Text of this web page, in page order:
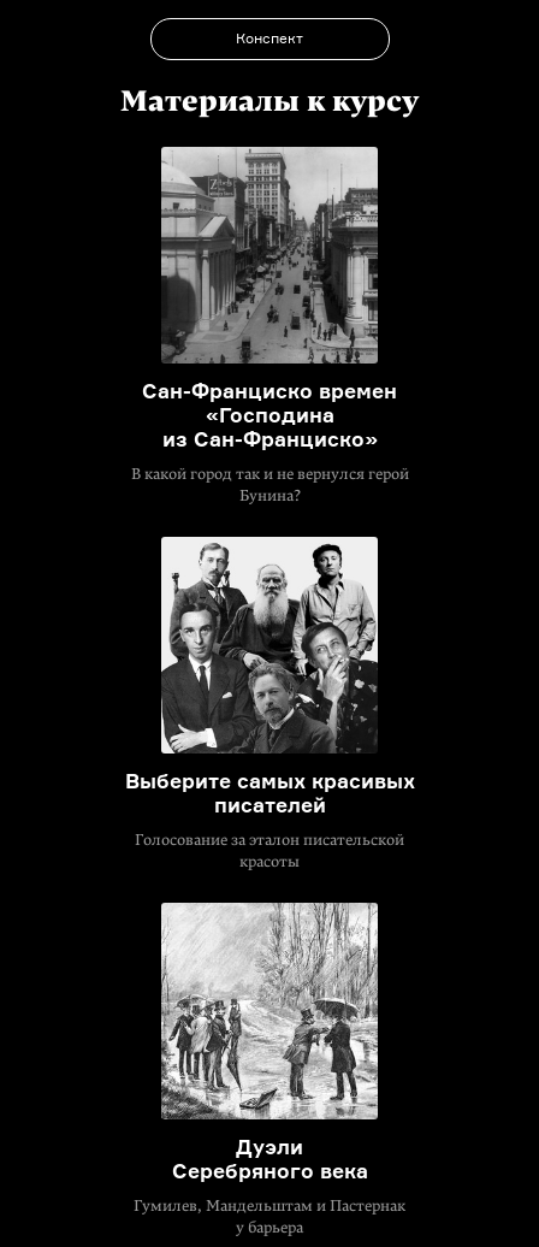
Конспект
Материалы к курсу
Сан-Франциско времен
«Господина
из Сан-Франциско»
В какой город так и не вернулся герой
Бунина?
Выберите самых красивых
писателей
Голосование за эталон писательской
красоты
Дуэли
Серебряного века
Гумилев, Мандельштам и Пастернак
у барьера